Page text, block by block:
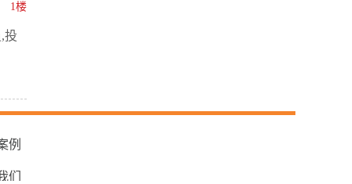
1楼
投
例
们